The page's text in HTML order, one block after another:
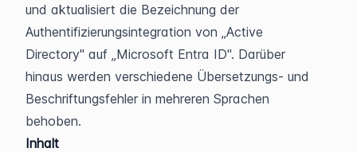
und aktualisiert die Bezeichnung der
Authentifizierungsintegration von „Active
Directory" auf „Microsoft Entra ID". Darüber
hinaus werden verschiedene Übersetzungs- und
Beschriftungsfehler in mehreren Sprachen
behoben.
Inhalt